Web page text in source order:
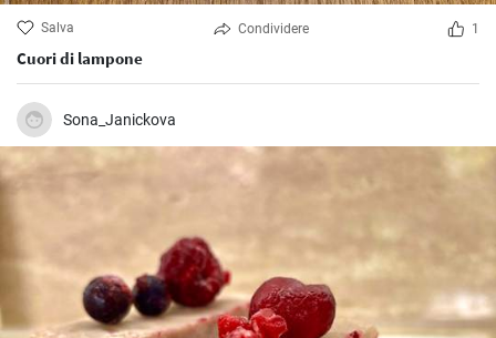
Salva Condividere 1
Cuori di lampone
Sona_Janickova